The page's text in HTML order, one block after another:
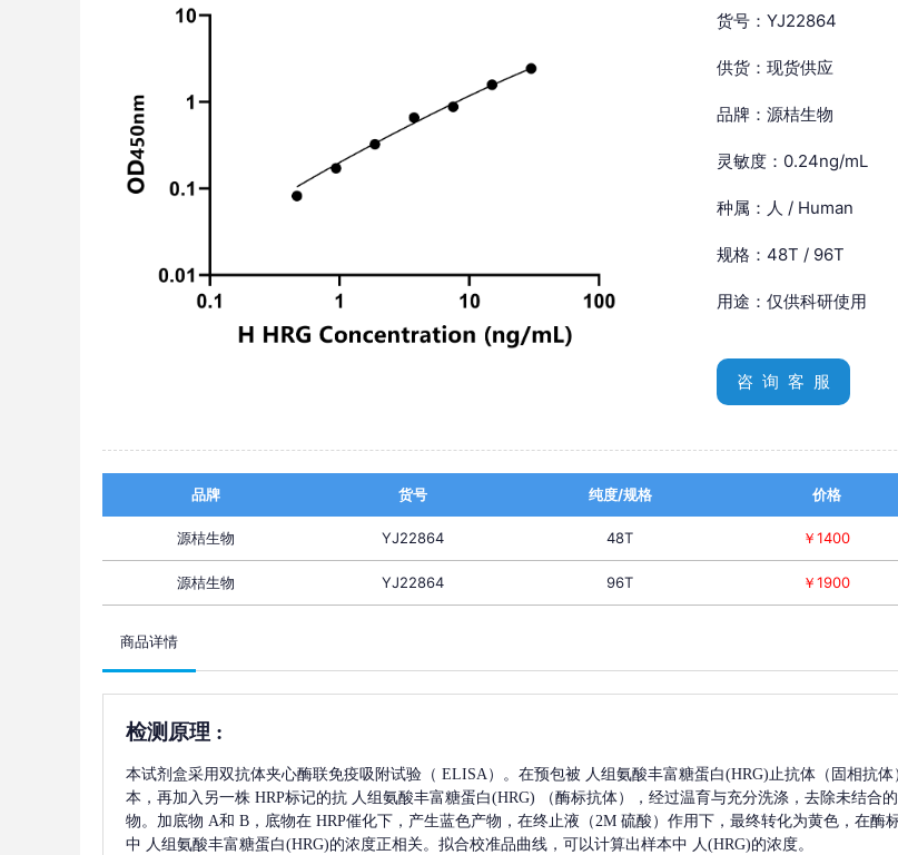
货号：YJ22864
供货：现货供应
品牌：源桔生物
灵敏度：0.24ng/mL
种属：人 / Human
规格：48T / 96T
用途：仅供科研使用
咨 询 客 服
品牌 货号 纯度/规格 价格
源桔生物 YJ22864 48T ￥1400
源桔生物 YJ22864 96T ￥1900
商品详情
检测原理 :
本试剂盒采用双抗体夹心酶联免疫吸附试验（ ELISA）。在预包被 人组氨酸丰富糖蛋白(HRG)止抗体（固相抗体
本，再加入另一株 HRP标记的抗 人组氨酸丰富糖蛋白(HRG) （酶标抗体），经过温育与充分洗涤，去除未结合
物。加底物 A和 B，底物在 HRP催化下，产生蓝色产物，在终止液（2M 硫酸）作用下，最终转化为黄色，在酶
中 人组氨酸丰富糖蛋白(HRG)的浓度正相关。拟合校准品曲线，可以计算出样本中 人(HRG)的浓度。